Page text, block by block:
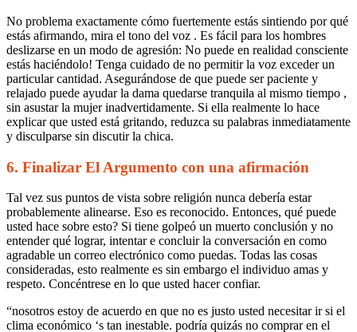
No problema exactamente cómo fuertemente estás sintiendo por qué
estás afirmando, mira el tono del voz . Es fácil para los hombres
deslizarse en un modo de agresión: No puede en realidad consciente
estás haciéndolo! Tenga cuidado de no permitir la voz exceder un
particular cantidad. Asegurándose de que puede ser paciente y
relajado puede ayudar la dama quedarse tranquila al mismo tiempo ,
sin asustar la mujer inadvertidamente. Si ella realmente lo hace
explicar que usted está gritando, reduzca su palabras inmediatamente
y disculparse sin discutir la chica.
6. Finalizar El Argumento con una afirmación
Tal vez sus puntos de vista sobre religión nunca debería estar
probablemente alinearse. Eso es reconocido. Entonces, qué puede
usted hace sobre esto? Si tiene golpeó un muerto conclusión y no
entender qué lograr, intentar e concluir la conversación en como
agradable un correo electrónico como puedas. Todas las cosas
consideradas, esto realmente es sin embargo el individuo amas y
respeto. Concéntrese en lo que usted hacer confiar.
“nosotros estoy de acuerdo en que no es justo usted necesitar ir si el
clima económico ‘s tan inestable. podría quizás no comprar en el